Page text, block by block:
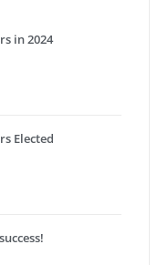
in 2024
Elected